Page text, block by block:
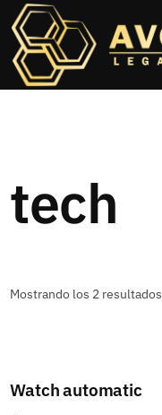
tech
Mostrando los 2 resultados
Watch automatic